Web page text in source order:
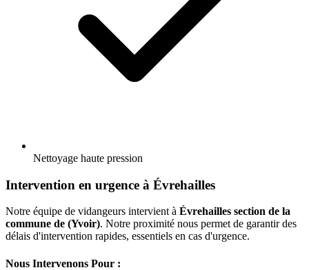
Nettoyage haute pression
Intervention en urgence à Évrehailles
Notre équipe de vidangeurs intervient à Évrehailles section de la
commune de (Yvoir). Notre proximité nous permet de garantir des
délais d'intervention rapides, essentiels en cas d'urgence.
Nous Intervenons Pour :